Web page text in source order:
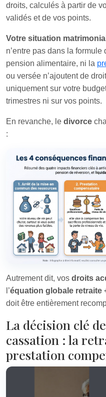
droits, calculés à partir de
validés et de vos points.
Votre situation
n’entre pas dans la formule
pension alimentaire, ni la
ou versée n’ajoutent de
uniquement sur votre
trimestres ni sur vos points.
En revanche, le divorce
:
Autrement dit, vos droits
l’équation globale retraite
doit être entièrement
La décision clé
cassation : la
prestation